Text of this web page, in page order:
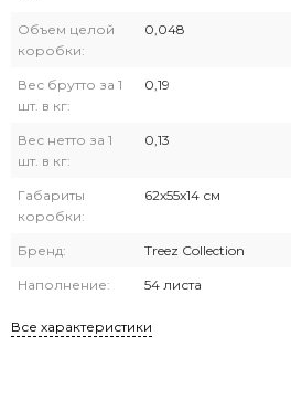
Объем целой
коробки:
0,048
Вес брутто за 1
шт. в кг:
0,19
Вес нетто за 1
шт. в кг:
0,13
Габариты
коробки:
62х55х14 см
Бренд: Treez Collection
Наполнение: 54 листа
Все характеристики